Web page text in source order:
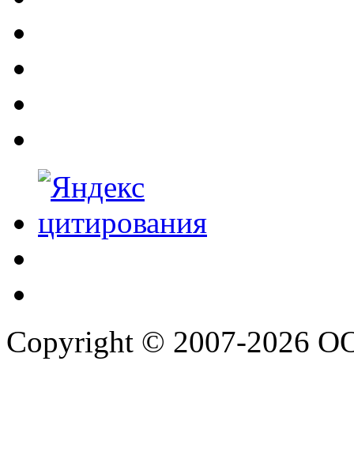
Copyright © 2007-2026